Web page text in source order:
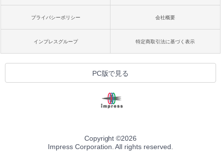
プライバシーポリシー 会社概要
インプレスグループ 特定商取引法に基づく表示
PC版で見る
Copyright ©2026
Impress Corporation. All rights reserved.